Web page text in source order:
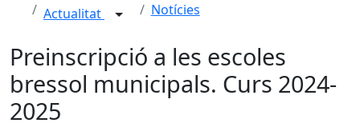
Actualitat Notícies
Preinscripció a les escoles
bressol municipals. Curs 2024-
2025